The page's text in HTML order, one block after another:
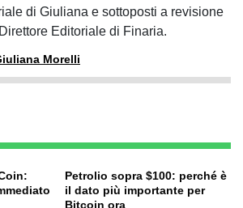
di Giuliana e sottoposti a revisione
Editoriale di Finaria.
Morelli
Petrolio sopra $100: perché è
il dato più importante per
Bitcoin ora